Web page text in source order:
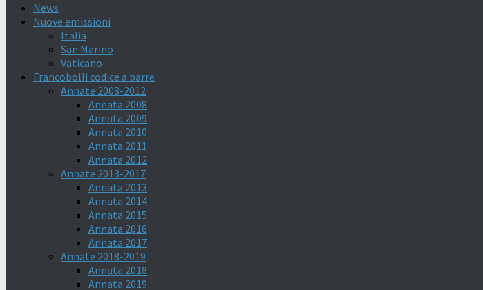
News
Nuove emissioni
Italia
San Marino
Vaticano
Francobolli codice a barre
Annate 2008-2012
Annata 2008
Annata 2009
Annata 2010
Annata 2011
Annata 2012
Annate 2013-2017
Annata 2013
Annata 2014
Annata 2015
Annata 2016
Annata 2017
Annate 2018-2019
Annata 2018
Annata 2019